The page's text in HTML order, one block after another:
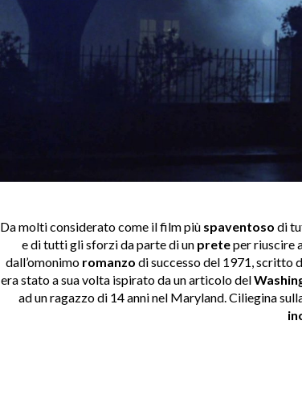
Da molti considerato come il film più spaventoso di
e di tutti gli sforzi da parte di un preteper riuscire
dall’omonimo romanzo di successo del 1971, scritto
era stato a sua volta ispirato da un articolo del
ad un ragazzo di 14 anni nel Maryland. Ciliegina